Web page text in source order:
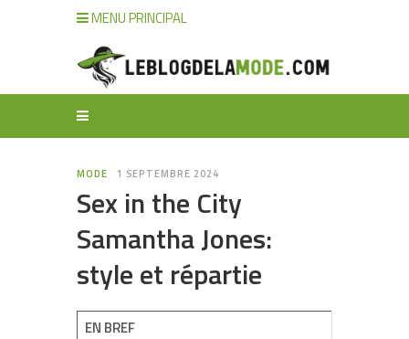
MENU PRINCIPAL
MODE 1 SEPTEMBRE 2024
Sex in the City
Samantha Jones:
style et répartie
EN BREF